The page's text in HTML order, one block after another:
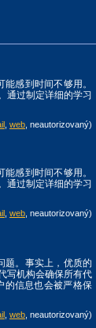
感到时间不够用。
通过制定详细的学习
web neautorizovaný)
感到时间不够用。
通过制定详细的学习
web neautorizovaný)
题。事实上，优质的
写机构会确保所有代
的信息也会被严格保
web neautorizovaný)